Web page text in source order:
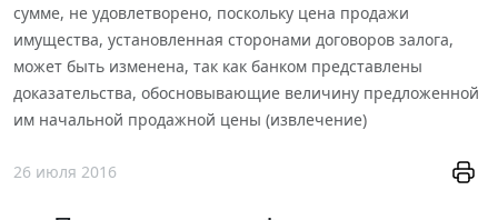
сумме, не удовлетворено, поскольку цена продажи
имущества, установленная сторонами договоров залога,
может быть изменена, так как банком представлены
доказательства, обосновывающие величину предложенной
им начальной продажной цены (извлечение)
26 июля 2016